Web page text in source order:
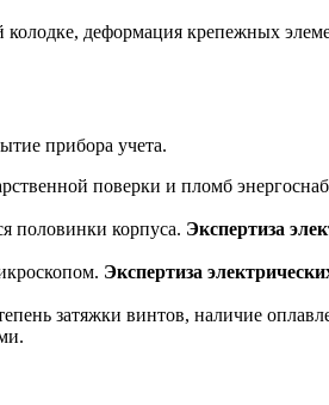
деформация крепежных
прибора учета.
поверки и пломб
половинки корпуса. Экспертиза
Экспертиза
затяжки винтов, наличие